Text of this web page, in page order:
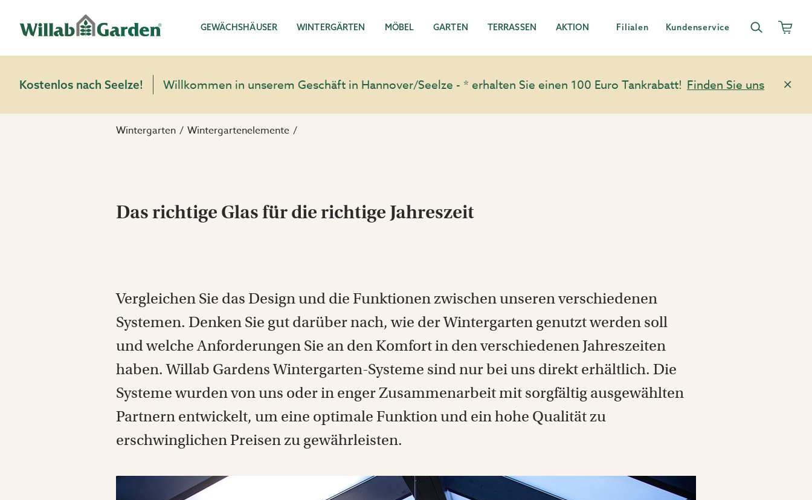
GEWÄCHSHÄUSER WINTERGÄRTEN MÖBEL GARTEN TERRASSEN AKTION Filialen Kundenservice
Kostenlos nach Seelze! Willkommen in unserem Geschäft in Hannover/Seelze - * erhalten Sie einen 100 Euro Tankrabatt! Finden Sie uns
Wintergarten Wintergartenelemente
Das richtige Glas für die richtige Jahreszeit
Vergleichen Sie das Design und die Funktionen zwischen unseren verschiedenen
Systemen. Denken Sie gut darüber nach, wie der Wintergarten genutzt werden soll
und welche Anforderungen Sie an den Komfort in den verschiedenen Jahreszeiten
haben. Willab Gardens Wintergarten-Systeme sind nur bei uns direkt erhältlich. Die
Systeme wurden von uns oder in enger Zusammenarbeit mit sorgfältig ausgewählten
Partnern entwickelt, um eine optimale Funktion und ein hohe Qualität zu
erschwinglichen Preisen zu gewährleisten.